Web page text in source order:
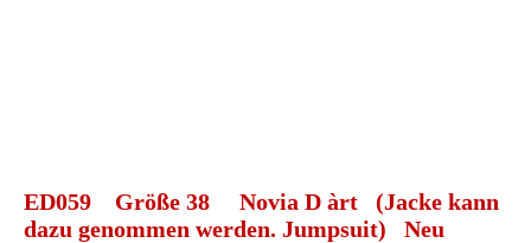
ED059 Größe 38 Novia D àrt (Jacke kann
dazu genommen werden. Jumpsuit) Neu